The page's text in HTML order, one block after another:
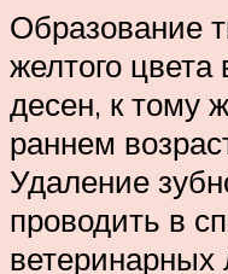
Образование
желтого
десен, к тому
раннем
Удаление
проводить в
ветеринарных